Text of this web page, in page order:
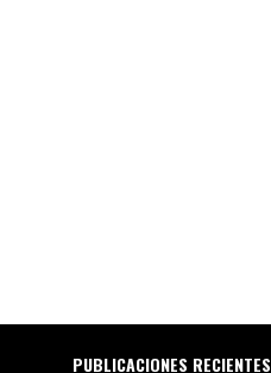
PUBLICACIONES RECIENTES